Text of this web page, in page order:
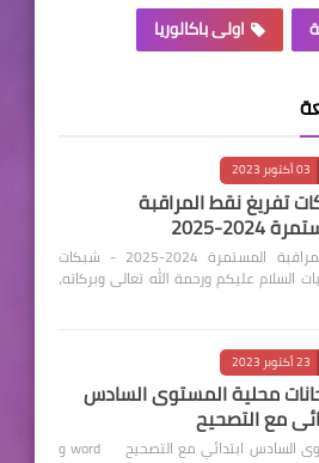
اولى باكالوريا
03 أكتوبر 2023
تفريغ نقط المراقبة
2024-2025
شبكات تفريغ نقط المراقبة المستمرة 2024-2025 - شبكات
السلام عليكم ورحمة الله تعالى وبركاته،
23 أكتوبر 2023
محلية المستوى السادس
مع التصحيح
امتحانات محلية المستوى السادس ابتدائي مع التصحيح word و